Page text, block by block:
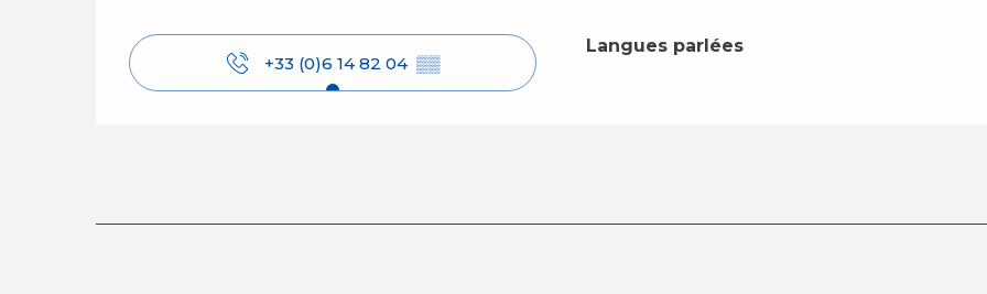
+33 (0)6 14 82 04 ▒▒
Langues parlées
Langues parlées